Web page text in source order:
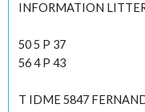
INFORMATION
50 5 P 37
56 4 P 43
T IDME 5847